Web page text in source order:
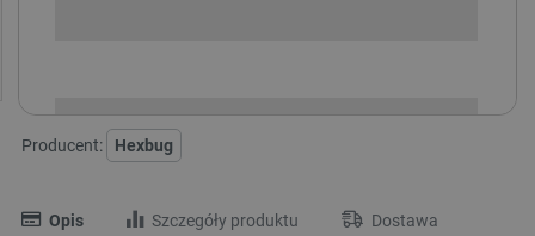
Producent: Hexbug
Opis Szczegóły produktu Dostawa